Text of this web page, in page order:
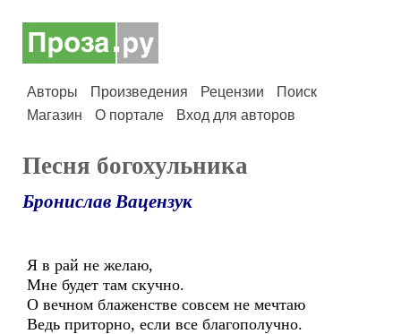
Авторы Произведения Рецензии
Поиск
Магазин
О портале Вход для авторов
Песня богохульника
Бронислав Вацензук
Я в рай не желаю,
Мне будет там скучно.
О вечном блаженстве совсем не мечтаю
Ведь приторно, если все благополучно.